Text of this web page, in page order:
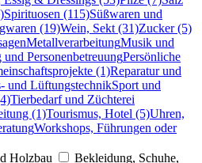
Spirituosen (115)Süßwaren und
(19)Wein, Sekt (31)Zucker (5)
MetallverarbeitungMusik und
und PersonenbetreuungPersönliche
(1)Reparatur und
und LüftungstechnikSport und
Tierbedarf und Züchterei
(1)Tourismus, Hotel (5)Uhren,
Workshops, Führungen oder
Holzbau
Bekleidung, Schuhe,